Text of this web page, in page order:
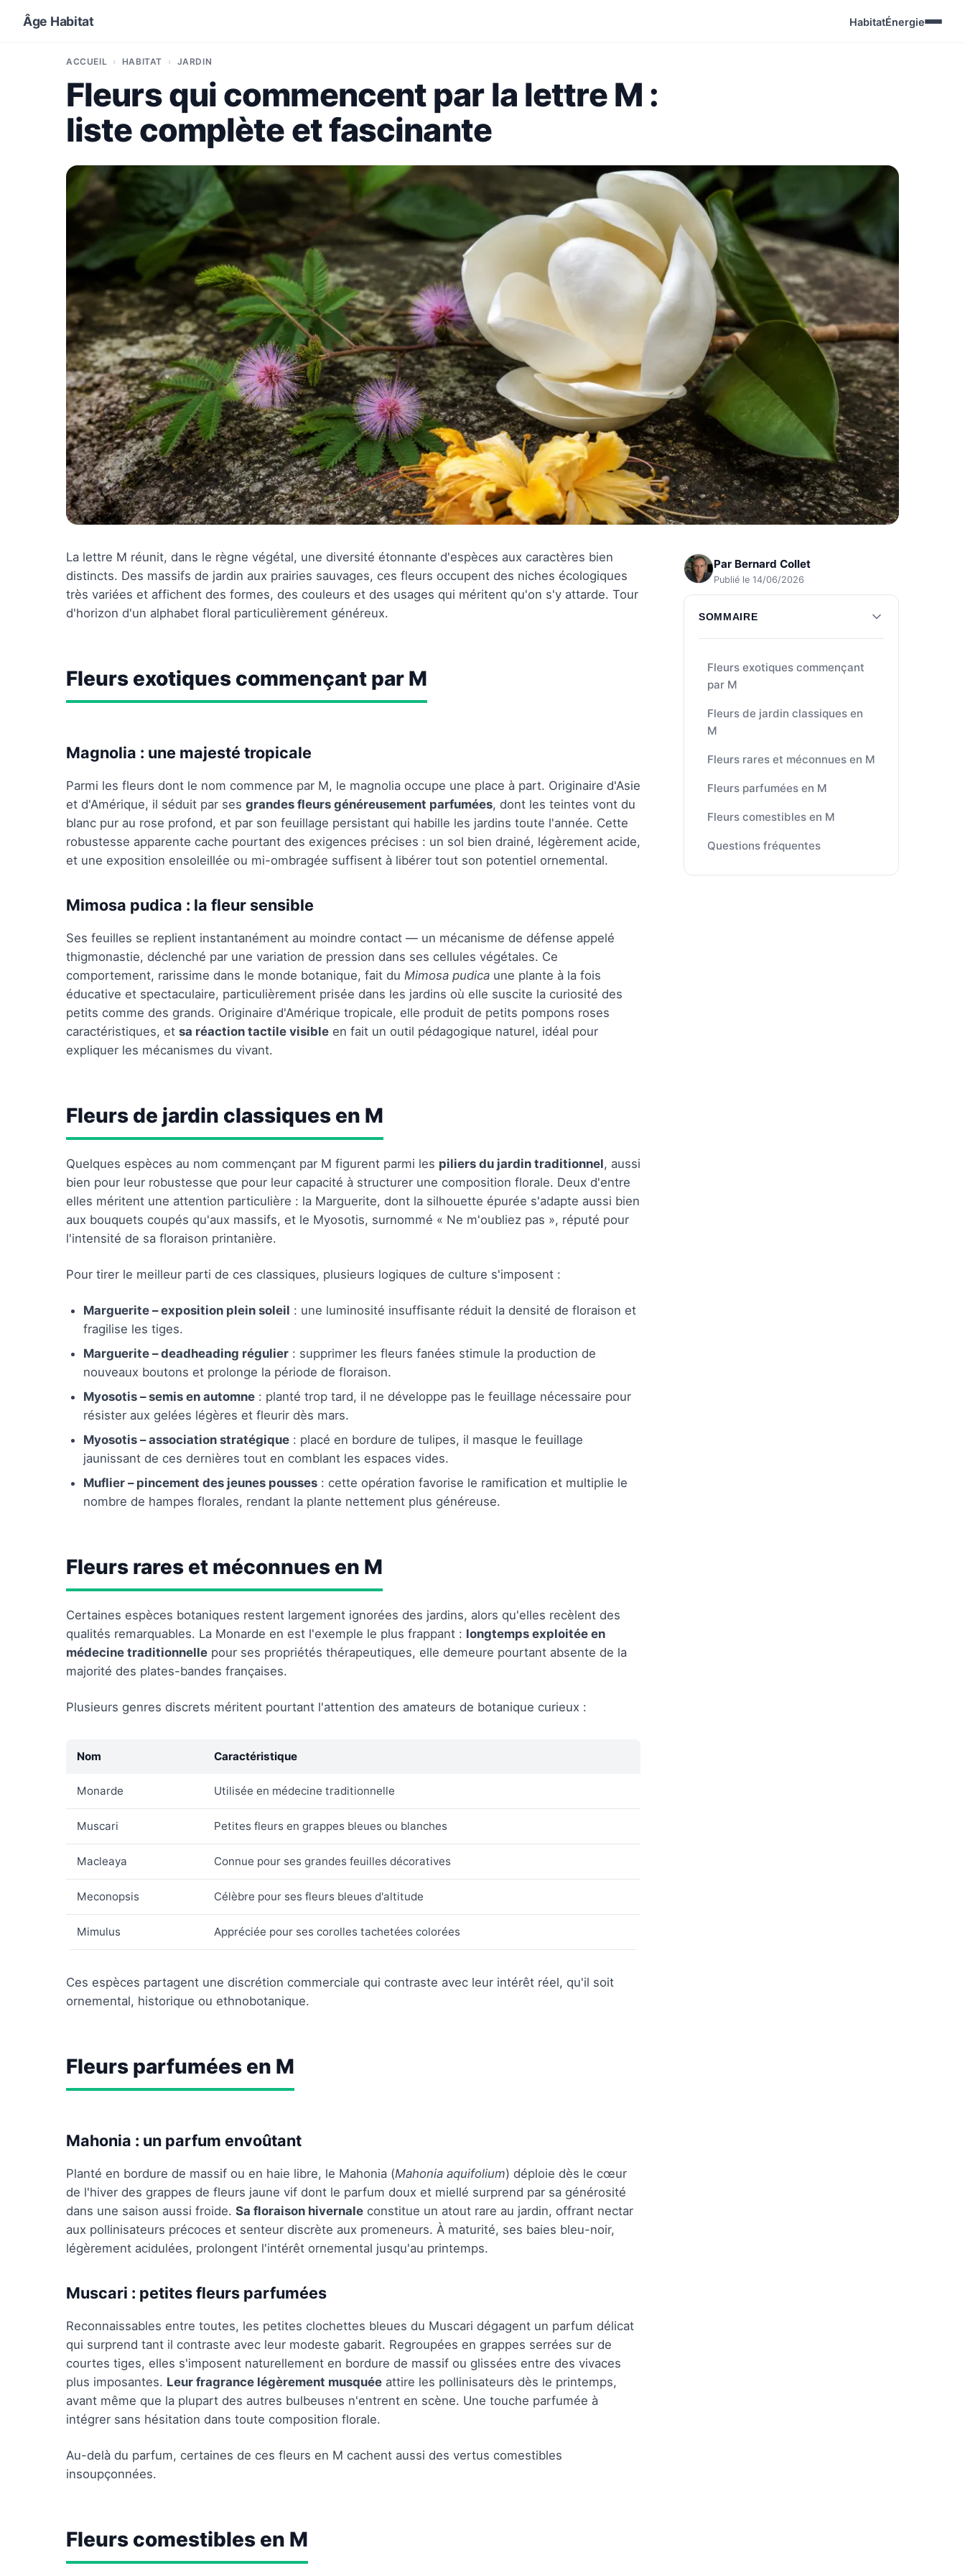
Âge Habitat HabitatÉnergie
ACCUEIL HABITAT JARDIN
Fleurs qui commencent par la lettre M :
liste complète et fascinante
Par Bernard Collet
Publié le 14/06/2026
SOMMAIRE
Fleurs exotiques commençant
par M
Fleurs de jardin classiques en
M
Fleurs rares et méconnues en M
Fleurs parfumées en M
Fleurs comestibles en M
Questions fréquentes
La lettre M réunit, dans le règne végétal, une diversité étonnante d'espèces aux caractères bien
distincts. Des massifs de jardin aux prairies sauvages, ces fleurs occupent des niches écologiques
très variées et affichent des formes, des couleurs et des usages qui méritent qu'on s'y attarde. Tour
d'horizon d'un alphabet floral particulièrement généreux.
Fleurs exotiques commençant par M
Magnolia : une majesté tropicale
Parmi les fleurs dont le nom commence par M, le magnolia occupe une place à part. Originaire d'Asie
et d'Amérique, il séduit par ses grandes fleurs généreusement parfumées, dont les teintes vont du
blanc pur au rose profond, et par son feuillage persistant qui habille les jardins toute l'année. Cette
robustesse apparente cache pourtant des exigences précises : un sol bien drainé, légèrement acide,
et une exposition ensoleillée ou mi-ombragée suffisent à libérer tout son potentiel ornemental.
Mimosa pudica : la fleur sensible
Ses feuilles se replient instantanément au moindre contact — un mécanisme de défense appelé
thigmonastie, déclenché par une variation de pression dans ses cellules végétales. Ce
comportement, rarissime dans le monde botanique, fait du Mimosa pudica une plante à la fois
éducative et spectaculaire, particulièrement prisée dans les jardins où elle suscite la curiosité des
petits comme des grands. Originaire d'Amérique tropicale, elle produit de petits pompons roses
caractéristiques, et sa réaction tactile visible en fait un outil pédagogique naturel, idéal pour
expliquer les mécanismes du vivant.
Fleurs de jardin classiques en M
Quelques espèces au nom commençant par M figurent parmi les piliers du jardin traditionnel, aussi
bien pour leur robustesse que pour leur capacité à structurer une composition florale. Deux d'entre
elles méritent une attention particulière : la Marguerite, dont la silhouette épurée s'adapte aussi bien
aux bouquets coupés qu'aux massifs, et le Myosotis, surnommé « Ne m'oubliez pas », réputé pour
l'intensité de sa floraison printanière.
Pour tirer le meilleur parti de ces classiques, plusieurs logiques de culture s'imposent :
Marguerite – exposition plein soleil : une luminosité insuffisante réduit la densité de floraison et
fragilise les tiges.
Marguerite – deadheading régulier : supprimer les fleurs fanées stimule la production de
nouveaux boutons et prolonge la période de floraison.
Myosotis – semis en automne : planté trop tard, il ne développe pas le feuillage nécessaire pour
résister aux gelées légères et fleurir dès mars.
Myosotis – association stratégique : placé en bordure de tulipes, il masque le feuillage
jaunissant de ces dernières tout en comblant les espaces vides.
Muflier – pincement des jeunes pousses : cette opération favorise le ramification et multiplie le
nombre de hampes florales, rendant la plante nettement plus généreuse.
Fleurs rares et méconnues en M
Certaines espèces botaniques restent largement ignorées des jardins, alors qu'elles recèlent des
qualités remarquables. La Monarde en est l'exemple le plus frappant : longtemps exploitée en
médecine traditionnelle pour ses propriétés thérapeutiques, elle demeure pourtant absente de la
majorité des plates-bandes françaises.
Plusieurs genres discrets méritent pourtant l'attention des amateurs de botanique curieux :
Nom Caractéristique
Monarde Utilisée en médecine traditionnelle
Muscari Petites fleurs en grappes bleues ou blanches
Macleaya Connue pour ses grandes feuilles décoratives
Meconopsis Célèbre pour ses fleurs bleues d'altitude
Mimulus Appréciée pour ses corolles tachetées colorées
Ces espèces partagent une discrétion commerciale qui contraste avec leur intérêt réel, qu'il soit
ornemental, historique ou ethnobotanique.
Fleurs parfumées en M
Mahonia : un parfum envoûtant
Planté en bordure de massif ou en haie libre, le Mahonia (Mahonia aquifolium) déploie dès le cœur
de l'hiver des grappes de fleurs jaune vif dont le parfum doux et miellé surprend par sa générosité
dans une saison aussi froide. Sa floraison hivernale constitue un atout rare au jardin, offrant nectar
aux pollinisateurs précoces et senteur discrète aux promeneurs. À maturité, ses baies bleu-noir,
légèrement acidulées, prolongent l'intérêt ornemental jusqu'au printemps.
Muscari : petites fleurs parfumées
Reconnaissables entre toutes, les petites clochettes bleues du Muscari dégagent un parfum délicat
qui surprend tant il contraste avec leur modeste gabarit. Regroupées en grappes serrées sur de
courtes tiges, elles s'imposent naturellement en bordure de massif ou glissées entre des vivaces
plus imposantes. Leur fragrance légèrement musquée attire les pollinisateurs dès le printemps,
avant même que la plupart des autres bulbeuses n'entrent en scène. Une touche parfumée à
intégrer sans hésitation dans toute composition florale.
Au-delà du parfum, certaines de ces fleurs en M cachent aussi des vertus comestibles
insoupçonnées.
Fleurs comestibles en M